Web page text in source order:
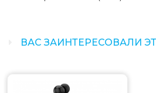
ВАС ЗАИНТЕРЕСОВАЛИ